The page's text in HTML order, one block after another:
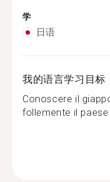
学
日语
我的语言学习目标
Conoscere il
follemente il paese